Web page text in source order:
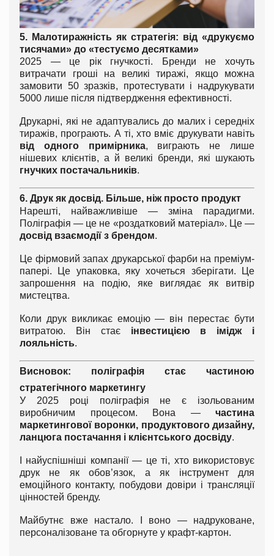
5. Малотиражність як стратегія: від «друкуємо
тисячами» до «тестуємо десятками»
2025 — це рік гнучкості. Бренди не хочуть
витрачати гроші на великі тиражі, якщо можна
замовити 50 зразків, протестувати і надрукувати
5000 лише після підтвердження ефективності.
Друкарні, які не адаптувались до малих і середніх
тиражів, програють. А ті, хто вміє друкувати навіть
від одного примірника, виграють не лише
нішевих клієнтів, а й великі бренди, які шукають
гнучких постачальників.
6. Друк як досвід. Більше, ніж просто продукт
Нарешті, найважливіше — зміна парадигми.
Поліграфія — це не «роздатковий матеріал». Це —
досвід взаємодії з брендом.
Це фірмовий запах друкарської фарби на преміум-
папері. Це упаковка, яку хочеться зберігати. Це
запрошення на подію, яке виглядає як витвір
мистецтва.
Коли друк викликає емоцію — він перестає бути
витратою. Він стає інвестицією в імідж і
лояльність.
Висновок: поліграфія стає частиною
стратегічного маркетингу
У 2025 році поліграфія не є ізольованим
виробничим процесом. Вона — частина
маркетингової воронки, продуктового дизайну,
ланцюга постачання і клієнтського досвіду.
І найуспішніші компанії — це ті, хто використовує
друк не як обов’язок, а як інструмент для
емоційного контакту, побудови довіри і трансляції
цінностей бренду.
Майбутнє вже настало. І воно — надруковане,
персоналізоване та обгорнуте у крафт-картон.